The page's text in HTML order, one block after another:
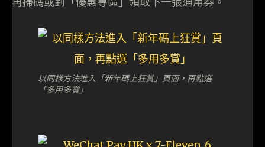
以同樣方法進入「新年碼上狂賞」頁面，再點選
「多用多賞」